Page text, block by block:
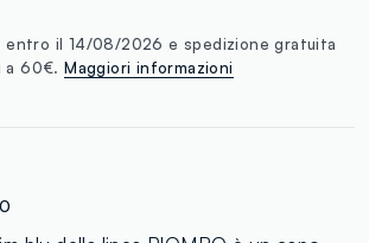
entro il 14/08/2026 e spedizione gratuita
a 60€.Maggiori informazioni